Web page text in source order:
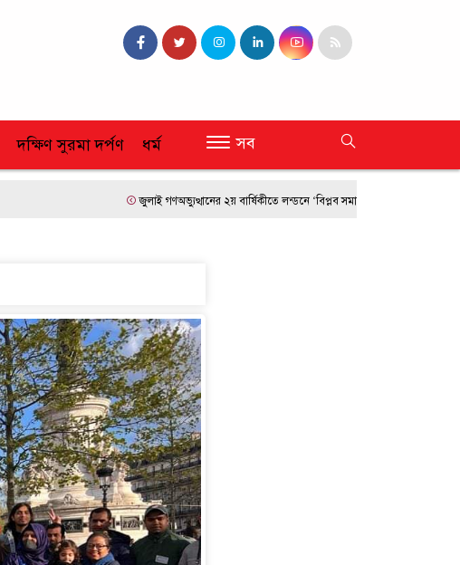
দক্ষিণ সুরমা দর্পণ ধর্ম সব
জুলাই গণঅভ্যুত্থানের ২য় বার্ষিকীতে লন্ডনে ‘বিপ্লব সমাবেশ’ ফ্রান্সে দাবানলের তাণ্ডব